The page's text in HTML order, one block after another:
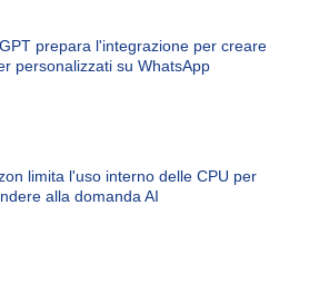
prepara l'integrazione per creare
personalizzati su WhatsApp
limita l'uso interno delle CPU per
alla domanda AI